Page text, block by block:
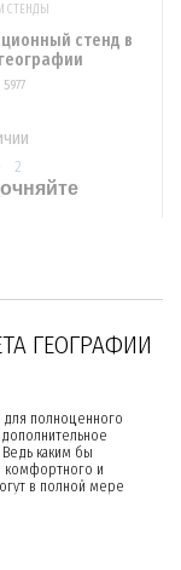
СТЕНДЫ
стенд в
2
ГЕОГРАФИИ
полноценного
каким бы
и
в полной мере